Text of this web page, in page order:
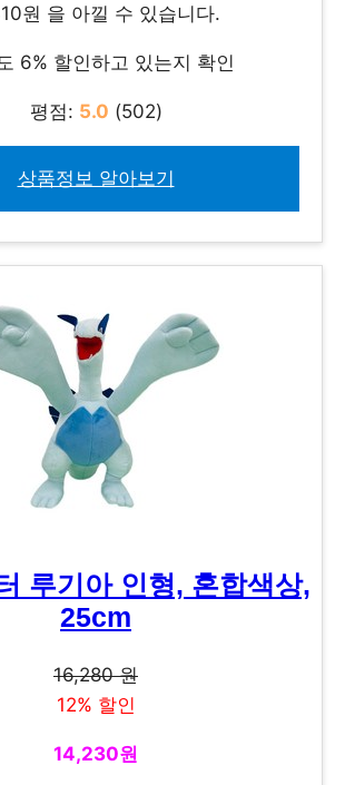
원 을 아낄 수 있습니다.
6% 할인하고 있는지 확인
평점: 5.0 (502)
상품정보 알아보기
루기아 인형, 혼합색상,
25cm
16,280 원
12% 할인
14,230원